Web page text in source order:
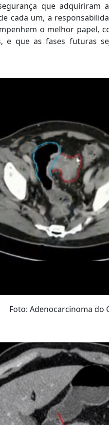
que adquiriram
cada um, a
o melhor papel,
e que as fases futuras
Foto: Adenocarcinoma do